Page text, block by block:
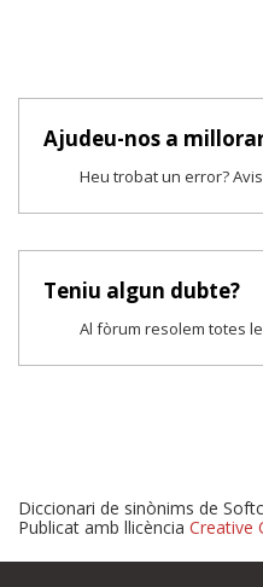
Ajudeu-nos a
Heu trobat un error?
Teniu algun dubte?
Al fòrum resolem totes
Diccionari de sinònims de
Publicat amb llicència Creative